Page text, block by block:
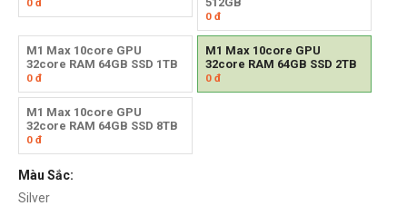
0đ
M1 Max 10core GPU
32core RAM 64GB SSD 1TB
0 đ
M1 Max 10core GPU
32core RAM 64GB SSD 2TB
0đ
M1 Max 10core GPU
32core RAM 64GB SSD 8TB
0 đ
Màu Sắc:
Silver